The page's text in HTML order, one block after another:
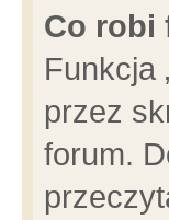
Co robi
Funkcja
przez
forum.